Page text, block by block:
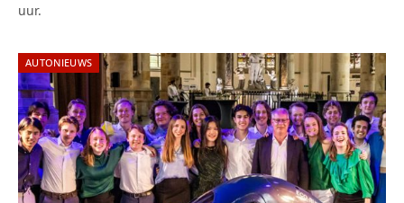
uur.
AUTONIEUWS